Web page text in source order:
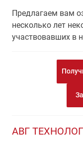
Предлагаем вам
несколько лет
участвовавших в
АВГ